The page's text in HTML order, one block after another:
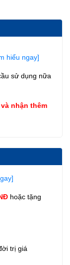
hiểu ngay]
sử dụng nữa
nhận thêm
hoặc tặng
trị giá